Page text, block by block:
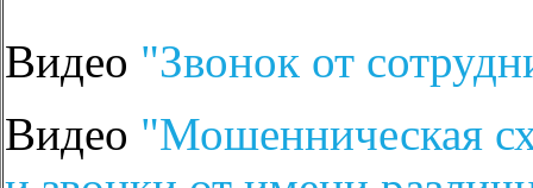
Видео "Звонок от
Видео "Мошенническая